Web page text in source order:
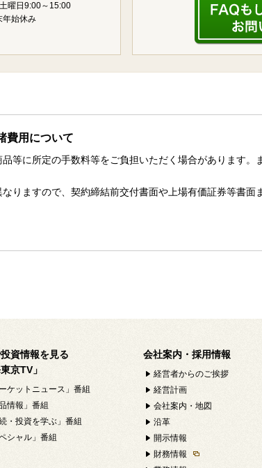
曜日9:00～15:00
始休み
費用について
等に所定の手数料等をご負担いただく場合があります。
りますので、契約締結前交付書面や上場有価証券等書面
資情報を見る
京TV」
ーケットニュース」番組
品情報」番組
続・投資を学ぶ」番組
ペシャル」番組
会社案内・採用情報
経営者からのご挨拶
経営計画
会社案内・地図
沿革
開示情報
財務情報